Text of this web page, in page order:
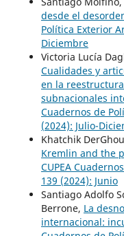
desde el
Política Exterior
Diciembre
Victoria Lucía
Cualidades y
en la
subnacionales
Cuadernos de
(2024): Julio-
Khatchik
Kremlin and the
CUPEA
139 (2024): Junio
Santiago Adolfo
Berrone, La
internacional: